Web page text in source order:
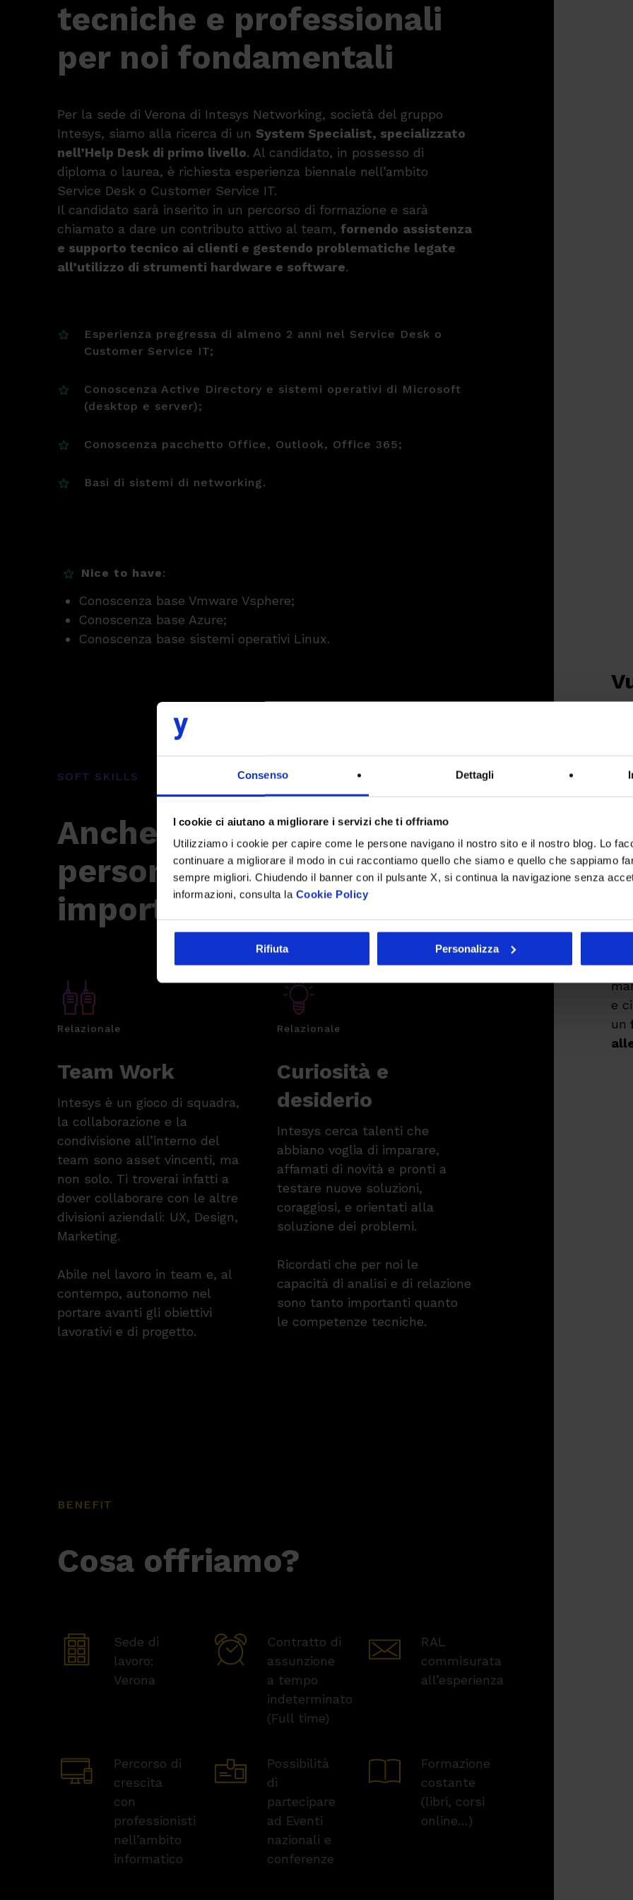
Consenso Dettagli
I cookie ci aiutano a migliorare i servizi che ti offriamo
Utilizziamo i cookie per capire come le persone navigano il nostro sito e il nostro blog. Lo
continuare a migliorare il modo in cui raccontiamo quello che siamo e quello che sappiamo
sempre migliori. Chiudendo il banner con il pulsante X, si continua la navigazione senza
informazioni, consulta la Cookie Policy
Rifiuta Personalizza
tecniche e professionali
per noi fondamentali
Per la sede di Verona di Intesys Networking, società del gruppo
Intesys, siamo alla ricerca di un System Specialist, specializzato
nell’Help Desk di primo livello. Al candidato, in possesso di
diploma o laurea, è richiesta esperienza biennale nell’ambito
Service Desk o Customer Service IT.
Il candidato sarà inserito in un percorso di formazione e sarà
chiamato a dare un contributo attivo al team, fornendo assistenza
e supporto tecnico ai clienti e gestendo problematiche legate
all’utilizzo di strumenti hardware e software.
Esperienza pregressa di almeno 2 anni nel Service Desk o
Customer Service IT;
Conoscenza Active Directory e sistemi operativi di Microsoft
(desktop e server);
Conoscenza pacchetto Office, Outlook, Office 365;
Basi di sistemi di networking.
Nice to have:
Conoscenza base Vmware Vsphere;
Conoscenza base Azure;
Conoscenza base sistemi operativi Linux.
e
un
SOFT SKILLS
Anche le tue qualità
personali sono
importanti
Relazionale
Team Work
Intesys è un gioco di squadra,
la collaborazione e la
condivisione all’interno del
team sono asset vincenti, ma
non solo. Ti troverai infatti a
dover collaborare con le altre
divisioni aziendali: UX, Design,
Marketing.
Abile nel lavoro in team e, al
contempo, autonomo nel
portare avanti gli obiettivi
lavorativi e di progetto.
Relazionale
Curiosità e
desiderio
Intesys cerca talenti che
abbiano voglia di imparare,
affamati di novità e pronti a
testare nuove soluzioni,
coraggiosi, e orientati alla
soluzione dei problemi.
Ricordati che per noi le
capacità di analisi e di relazione
sono tanto importanti quanto
le competenze tecniche.
BENEFIT
Cosa offriamo?
Sede di
lavoro:
Verona
Contratto di
assunzione
a tempo
indeterminato
(Full time)
RAL
commisurata
all’esperienza
Percorso di
crescita
con
professionisti
nell’ambito
informatico
Possibilità
di
partecipare
ad Eventi
nazionali e
conferenze
Formazione
costante
(libri, corsi
online…)